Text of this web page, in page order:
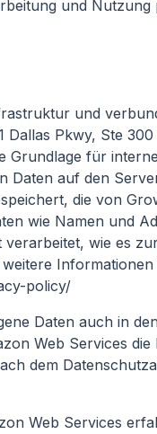
und Nutzung
und
Pkwy, Ste
für
Daten auf den
die von
wie Namen und
wie es
policy/
Daten auch in
Web Services
dem
Web Services